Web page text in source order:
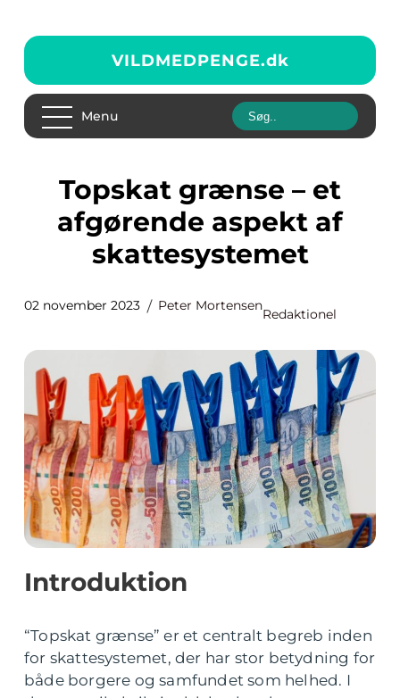
VILDMEDPENGE.dk
Menu
Topskat grænse – et
afgørende aspekt af
skattesystemet
02 november 2023 Peter Mortensen
Redaktionel
Introduktion
“Topskat grænse” er et centralt begreb inden
for skattesystemet, der har stor betydning for
både borgere og samfundet som helhed. I